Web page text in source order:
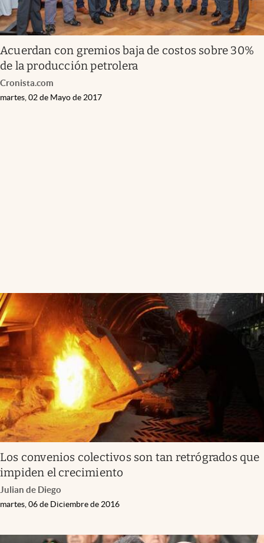
Acuerdan con gremios baja de costos sobre 30%
de la producción petrolera
Cronista.com
martes, 02 de Mayo de 2017
Los convenios colectivos son tan retrógrados que
impiden el crecimiento
Julian de Diego
martes, 06 de Diciembre de 2016